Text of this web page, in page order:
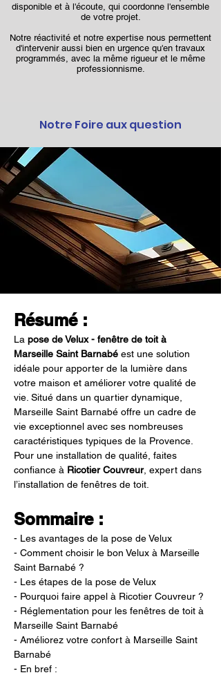
disponible et à l'écoute, qui coordonne l'ensemble
de votre projet.
Notre réactivité et notre expertise nous permettent
d'intervenir aussi bien en urgence qu'en travaux
programmés, avec la même rigueur et le même
professionnisme.
Notre Foire aux question
Résumé :
La pose de Velux - fenêtre de toit à
Marseille Saint Barnabé est une solution
idéale pour apporter de la lumière dans
votre maison et améliorer votre qualité de
vie. Situé dans un quartier dynamique,
Marseille Saint Barnabé offre un cadre de
vie exceptionnel avec ses nombreuses
caractéristiques typiques de la Provence.
Pour une installation de qualité, faites
confiance à Ricotier Couvreur, expert dans
l’installation de fenêtres de toit.
Sommaire :
- Les avantages de la pose de Velux
- Comment choisir le bon Velux à Marseille
Saint Barnabé ?
- Les étapes de la pose de Velux
- Pourquoi faire appel à Ricotier Couvreur ?
- Réglementation pour les fenêtres de toit à
Marseille Saint Barnabé
- Améliorez votre confort à Marseille Saint
Barnabé
- En bref :